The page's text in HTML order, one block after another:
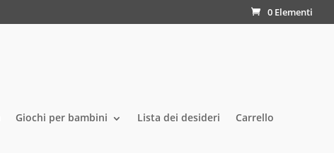
0 Elementi
Giochi per bambini Lista dei desideri
Carrello